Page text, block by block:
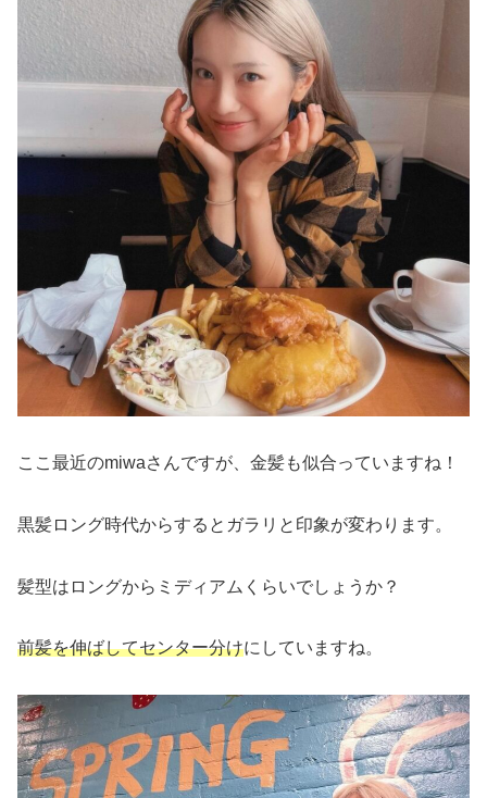
ここ最近のmiwaさんですが、金髪も似合っていますね！
黒髪ロング時代からするとガラリと印象が変わります。
髪型はロングからミディアムくらいでしょうか？
前髪を伸ばしてセンター分けにしていますね。